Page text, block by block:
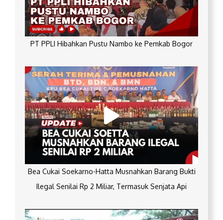
PT PPLI Hibahkan Pustu Nambo ke Pemkab Bogor
Bea Cukai Soekarno-Hatta Musnahkan Barang Bukti
Ilegal Senilai Rp 2 Miliar, Termasuk Senjata Api